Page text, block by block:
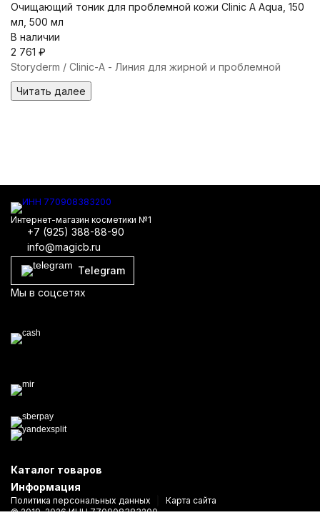
Очищающий тоник для проблемной кожи Clinic A Aqua, 150
мл, 500 мл
В наличии
2 761 ₽
Storyderm / Clinic-A - Линия для жирной и проблемной
Читать далее
Интернет-магазин косметики №1
+7 (925) 388-88-90
info@magicb.ru
Telegram
Мы в соцсетях
Каталог товаров
Информация
Политика персональных данных
Карта сайта
© 2019-2026 ИНН 770908383200